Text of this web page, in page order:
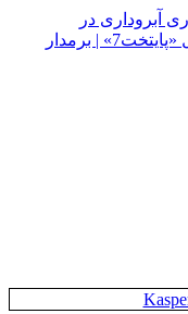
آبروداری در
خواستگاری دست گذاشته دقیقا مثل «پایتخت7» | برمدار